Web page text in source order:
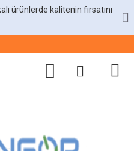
ürünlerde kalitenin fırsatını